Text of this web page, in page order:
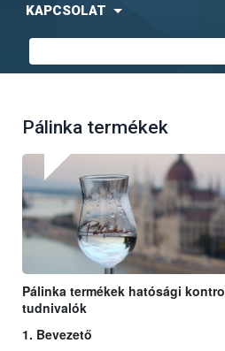
KAPCSOLAT
Pálinka termékek
Pálinka termékek hatósági
tudnivalók
1. Bevezető